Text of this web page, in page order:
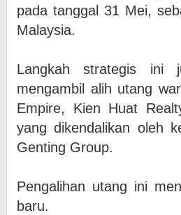
pada tanggal 31 Mei,
Malaysia.
Langkah strategis ini
mengambil alih utang
Empire, Kien Huat
yang dikendalikan oleh
Genting Group.
Pengalihan utang ini
baru.